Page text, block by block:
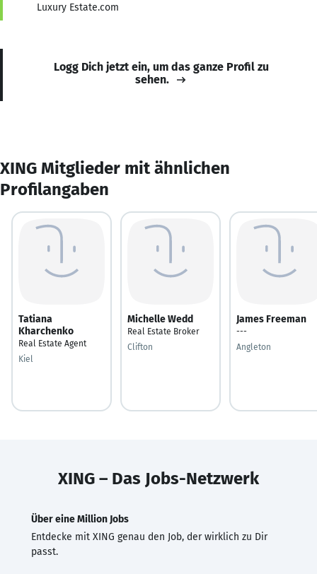
Luxury Estate.com
Logg Dich jetzt ein, um das ganze Profil zu
sehen.
XING Mitglieder mit ähnlichen
Profilangaben
Tatiana
Kharchenko
Real Estate Agent
Kiel
Michelle Wedd
Real Estate Broker
Clifton
James Freeman
---
Angleton
XING – Das Jobs-Netzwerk
Über eine Million Jobs
Entdecke mit XING genau den Job, der wirklich zu Dir
passt.